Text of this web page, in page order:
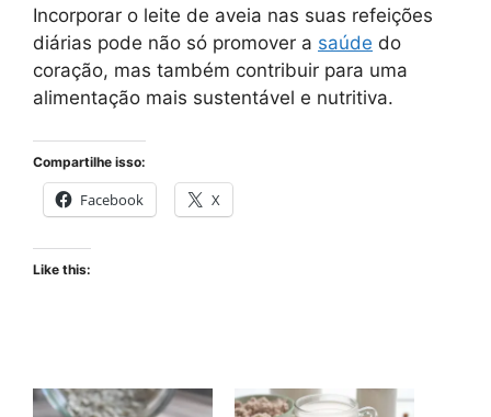
Incorporar o leite de aveia nas suas refeições
diárias pode não só promover a saúde do
coração, mas também contribuir para uma
alimentação mais sustentável e nutritiva.
Compartilhe isso:
Facebook X
Like this: